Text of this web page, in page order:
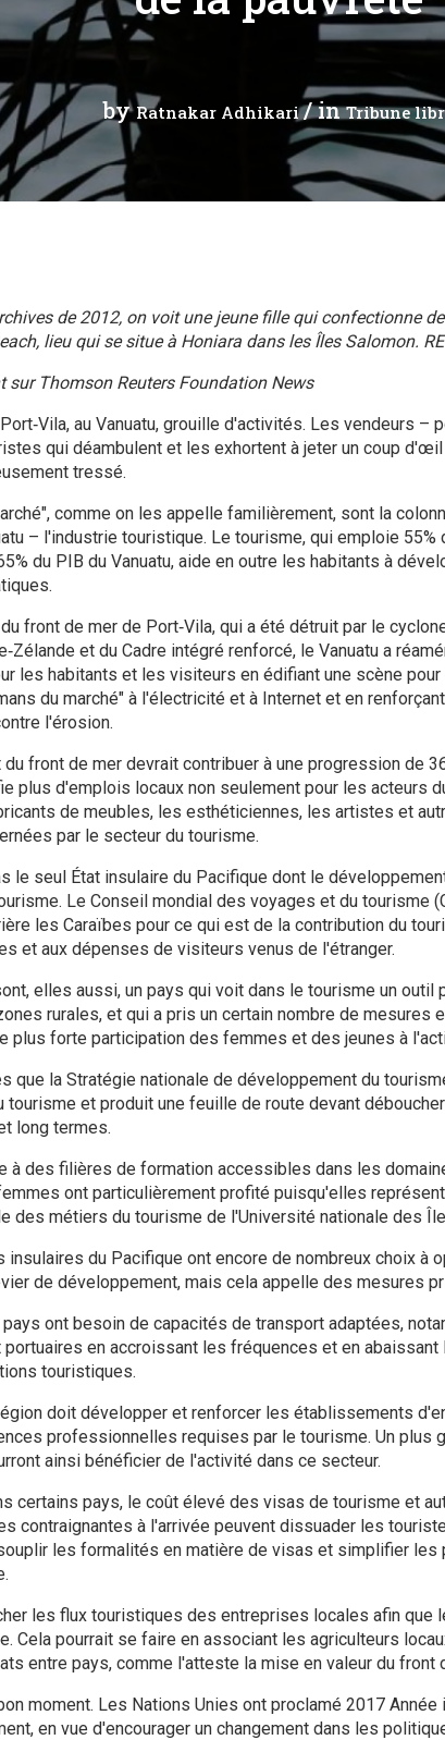
analytique
byRatnakar Adhikari / inTribune
de 2012, on voit une jeune fille qui confectionne
lieu qui se situe à Honiara dans les Îles Salomon.
sur Thomson Reuters Foundation News
au Vanuatu, grouille d'activités. Les vendeurs –
qui déambulent et les exhortent à jeter un coup
tressé.
comme on les appelle familièrement, sont la
– l'industrie touristique. Le tourisme, qui emploie 55%
du PIB du Vanuatu, aide en outre les habitants à
front de mer de Port‑Vila, qui a été détruit par le
et du Cadre intégré renforcé, le Vanuatu a
les habitants et les visiteurs en édifiant une scène
du marché" à l'électricité et à Internet et en
l'érosion.
du front de mer devrait contribuer à une progression de
plus d'emplois locaux non seulement pour les acteurs
de meubles, les esthéticiennes, les artistes et
par le secteur du tourisme.
le seul État insulaire du Pacifique dont le
Le Conseil mondial des voyages et du tourisme
les Caraïbes pour ce qui est de la contribution du
et aux dépenses de visiteurs venus de l'étranger.
elles aussi, un pays qui voit dans le tourisme un outil
rurales, et qui a pris un certain nombre de mesures
plus forte participation des femmes et des jeunes à
que la Stratégie nationale de développement du
tourisme et produit une feuille de route devant
long termes.
à des filières de formation accessibles dans les
ont particulièrement profité puisqu'elles
des métiers du tourisme de l'Université nationale des
insulaires du Pacifique ont encore de nombreux choix à
de développement, mais cela appelle des mesures
ont besoin de capacités de transport adaptées,
en accroissant les fréquences et en
touristiques.
doit développer et renforcer les établissements
professionnelles requises par le tourisme. Un plus
ainsi bénéficier de l'activité dans ce secteur.
certains pays, le coût élevé des visas de tourisme et
contraignantes à l'arrivée peuvent dissuader les
les formalités en matière de visas et simplifier les
les flux touristiques des entreprises locales afin que
Cela pourrait se faire en associant les agriculteurs
entre pays, comme l'atteste la mise en valeur du front
moment. Les Nations Unies ont proclamé 2017
en vue d'encourager un changement dans les